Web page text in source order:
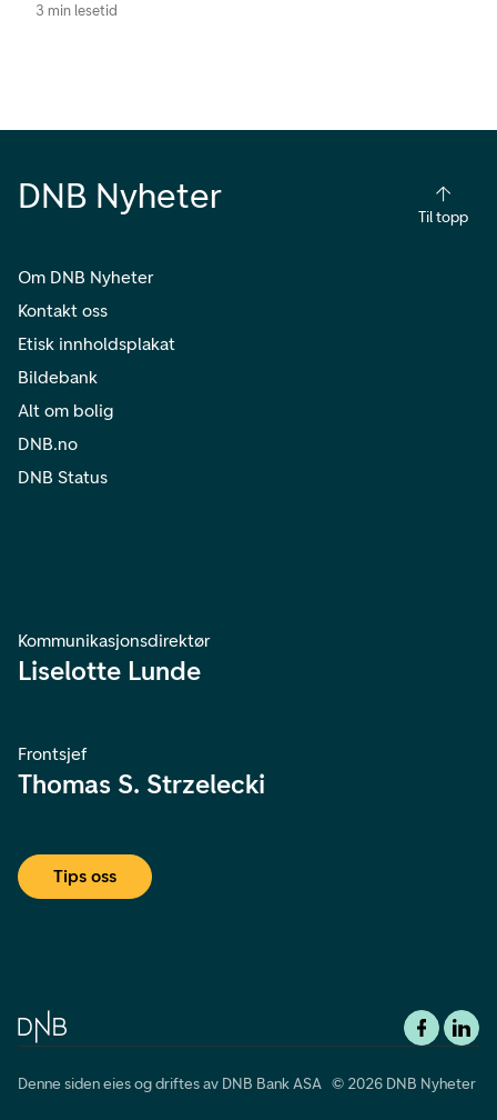
3 min lesetid
DNB Nyheter
Til topp
Om DNB Nyheter
Kontakt oss
Etisk innholdsplakat
Bildebank
Alt om bolig
DNB.no
DNB Status
Kommunikasjonsdirektør
Liselotte Lunde
Frontsjef
Thomas S. Strzelecki
Tips oss
Denne siden eies og driftes av DNB Bank ASA © 2026 DNB Nyheter